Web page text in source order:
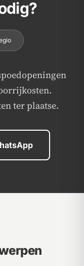
ter plaatse.